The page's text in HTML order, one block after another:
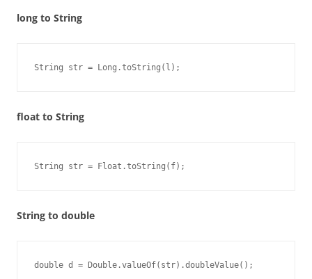
long to String
String str = Long.toString(l);
float to String
String str = Float.toString(f);
String to double
double d = Double.valueOf(str).doubleValue();